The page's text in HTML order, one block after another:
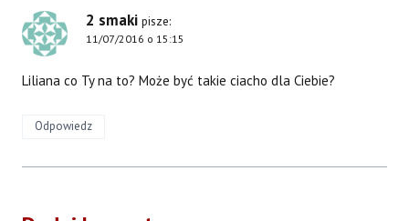
2 smaki pisze:
11/07/2016 o 15:15
Liliana co Ty na to? Może być takie ciacho dla Ciebie?
Odpowiedz